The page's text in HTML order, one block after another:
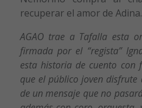
recuperar el amor de Adina.
AGAO trae a Tafalla esta
firmada por el “regista”
esta historia de cuento con
que el público joven
de un mensaje que no